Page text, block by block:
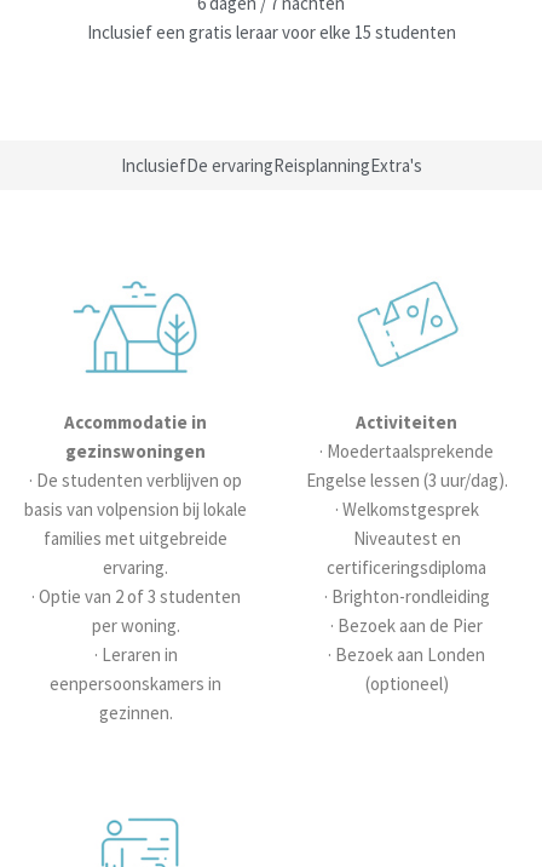
Inclusief een gratis leraar voor elke 15 studenten
InclusiefDe ervaringReisplanningExtra's
Accommodatie in
gezinswoningen
· De studenten verblijven op
basis van volpension bij lokale
families met uitgebreide
ervaring.
· Optie van 2 of 3 studenten
per woning.
· Leraren in
eenpersoonskamers in
gezinnen.
Activiteiten
· Moedertaalsprekende
Engelse lessen (3 uur/dag).
· Welkomstgesprek
Niveautest en
certificeringsdiploma
· Brighton-rondleiding
· Bezoek aan de Pier
· Bezoek aan Londen
(optioneel)